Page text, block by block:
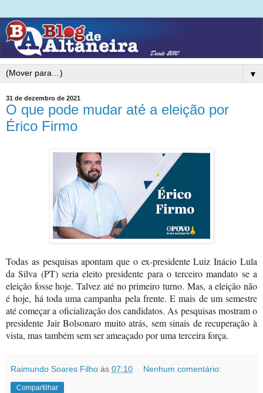
▼
31 de dezembro de 2021
O que pode mudar até a eleição por
Érico Firmo
Todas as pesquisas apontam que o ex-presidente Luiz Inácio Lula
da Silva (PT) seria eleito presidente para o terceiro mandato se a
eleição fosse hoje. Talvez até no primeiro turno. Mas, a eleição não
é hoje, há toda uma campanha pela frente. E mais de um semestre
até começar a oficialização dos candidatos. As pesquisas mostram o
presidente Jair Bolsonaro muito atrás, sem sinais de recuperação à
vista, mas também sem ser ameaçado por uma terceira força.
Raimundo Soares Filho às 07:10 Nenhum comentário:
Compartilhar